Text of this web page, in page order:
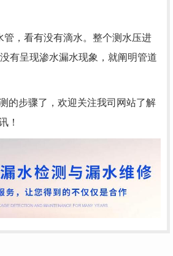
管，看有没有滴水。整个测水压进
有呈现渗水漏水现象，就阐明管道
的步骤了，欢迎关注我司网站了解
！